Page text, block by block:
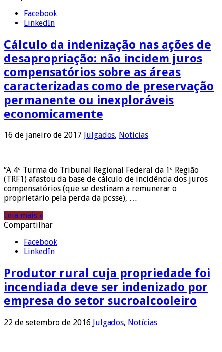
Facebook
LinkedIn
Cálculo da indenização nas ações de
desapropriação: não incidem juros
compensatórios sobre as áreas
caracterizadas como de preservação
permanente ou inexploráveis
economicamente
16 de janeiro de 2017 Julgados, Notícias
“A 4ª Turma do Tribunal Regional Federal da 1ª Região
(TRF1) afastou da base de cálculo de incidência dos juros
compensatórios (que se destinam a remunerar o
proprietário pela perda da posse), …
Leia mais »
Compartilhar
Facebook
LinkedIn
Produtor rural cuja propriedade foi
incendiada deve ser indenizado por
empresa do setor sucroalcooleiro
22 de setembro de 2016 Julgados, Notícias